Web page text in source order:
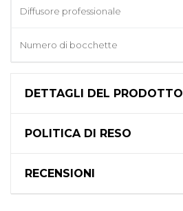
Diffusore professionale
Numero di bocchette
DETTAGLI DEL PRODOTTO
POLITICA DI RESO
RECENSIONI